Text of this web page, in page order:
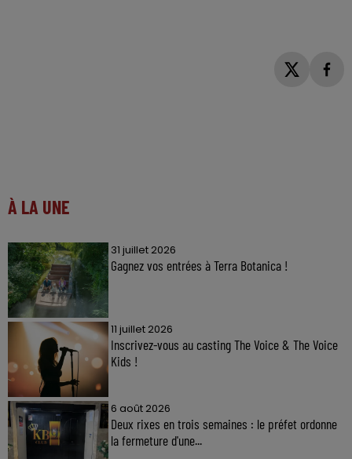
À LA UNE
31 juillet 2026
Gagnez vos entrées à Terra Botanica !
11 juillet 2026
Inscrivez-vous au casting The Voice & The Voice
Kids !
6 août 2026
Deux rixes en trois semaines : le préfet ordonne
la fermeture d'une...